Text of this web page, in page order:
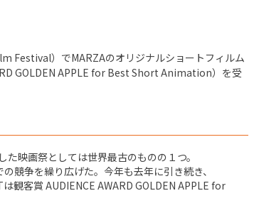
Festival）でMARZAのオリジナルショートフィルム
GOLDEN APPLE for Best Short Animation）を受
映画祭としては世界最古のものの１つ。
競争を繰り広げた。今年も去年に引き続き、
観客賞 AUDIENCE AWARD GOLDEN APPLE for